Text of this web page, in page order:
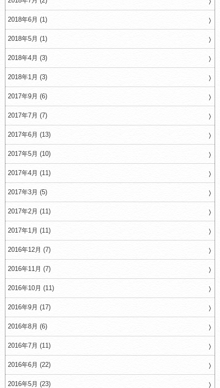
2018年6月 (1)
2018年5月 (1)
2018年4月 (3)
2018年1月 (3)
2017年9月 (6)
2017年7月 (7)
2017年6月 (13)
2017年5月 (10)
2017年4月 (11)
2017年3月 (5)
2017年2月 (11)
2017年1月 (11)
2016年12月 (7)
2016年11月 (7)
2016年10月 (11)
2016年9月 (17)
2016年8月 (6)
2016年7月 (11)
2016年6月 (22)
2016年5月 (23)